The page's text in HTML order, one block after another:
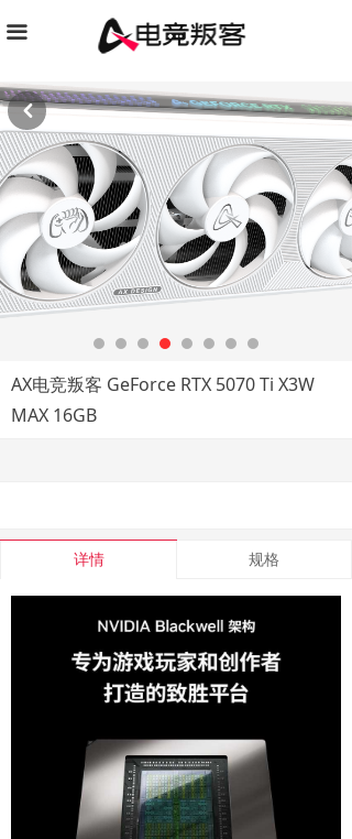
끀
AX电竞叛客 GeForce RTX 5070 Ti X3W
MAX 16GB
详情 规格
낒